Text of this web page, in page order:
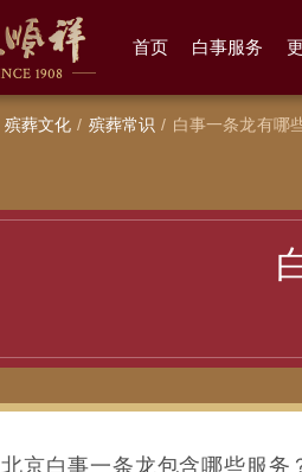
首页 白事服务
殡葬文化 殡葬常识 白事一条龙有哪
北京白事一条龙包含哪些服务